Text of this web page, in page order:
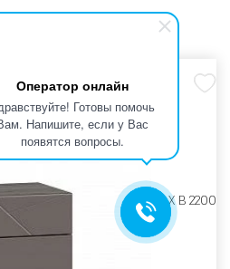
Оператор онлайн
Готовы помочь
Напишите, если у Вас
появятся вопросы.
Ш 1658 X Г 604 X В 2200